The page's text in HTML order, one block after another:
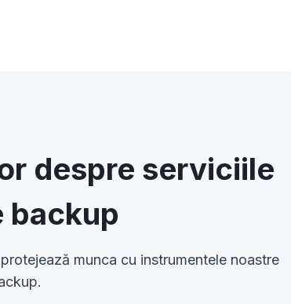
despre serviciile
backup
munca cu instrumentele noastre